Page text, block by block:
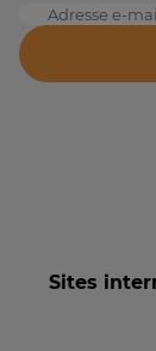
Adresse e-mail
Sites